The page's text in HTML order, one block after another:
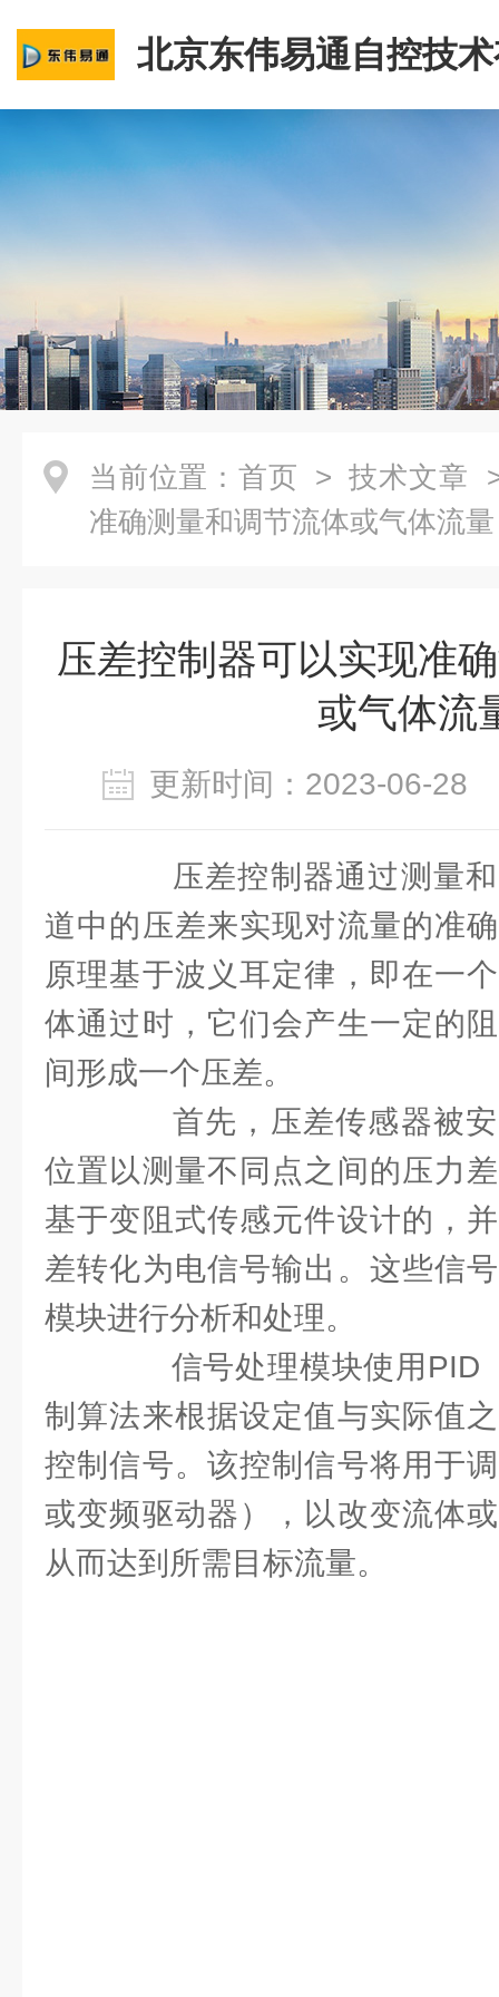
北京东伟易通自控技
司
当前位置： 首页 > 技术文章
准确测量和调节流体或气体流量
压差控制器可以实现准
或气体流
更新时间：2023-06-
压差控制器通过测量和
道中的压差来实现对流量的准
原理基于波义耳定律，即在一
体通过时，它们会产生一定的
间形成一个压差。
首先，压差传感器被安
位置以测量不同点之间的压力
基于变阻式传感元件设计的，
差转化为电信号输出。这些信
模块进行分析和处理。
信号处理模块使用PID
制算法来根据设定值与实际值
控制信号。该控制信号将用于
或变频驱动器），以改变流体
从而达到所需目标流量。